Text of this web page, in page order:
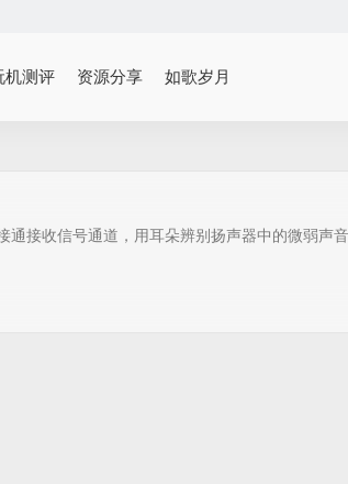
机测评 资源分享 如歌岁月
接收信号通道，用耳朵辨别扬声器中的微弱声